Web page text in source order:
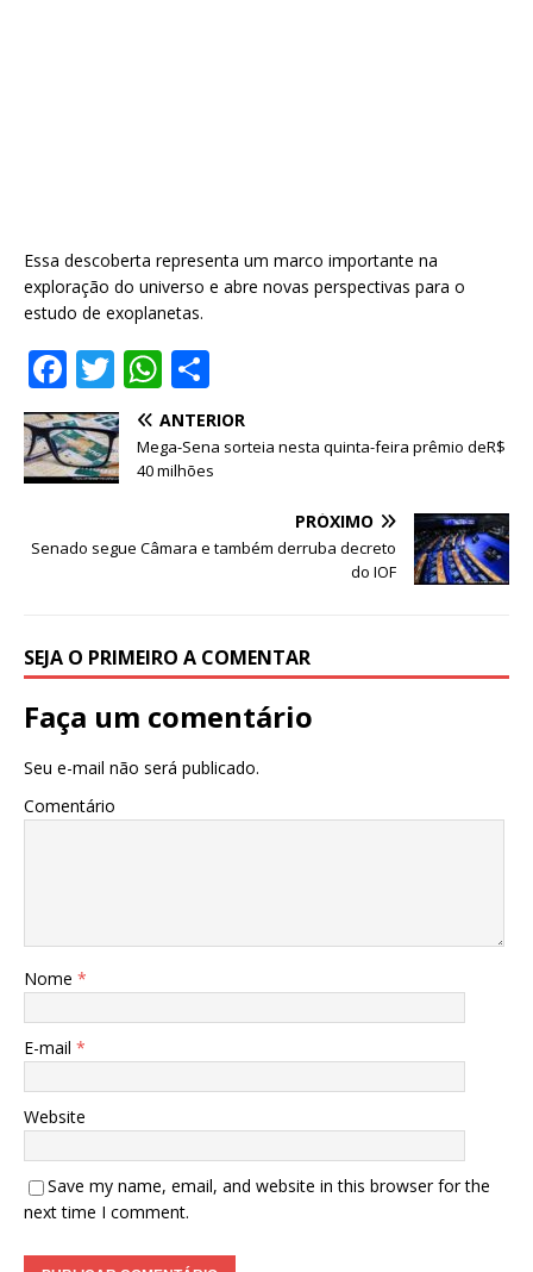
Essa descoberta representa um marco importante na
exploração do universo e abre novas perspectivas para o
estudo de exoplanetas.
F
a
c
e
o
T
w
it
te
W
h
at
s
p
h
ar
e
ANTERIOR
Mega-Sena sorteia nesta quinta-feira prêmio deR$
40 milhões
PRÓXIMO
Senado segue Câmara e também derruba decreto
do IOF
SEJA O PRIMEIRO A COMENTAR
Faça um comentário
Seu e-mail não será publicado.
Comentário
Nome *
E-mail *
Website
Save my name, email, and website in this browser for the
next time I comment.